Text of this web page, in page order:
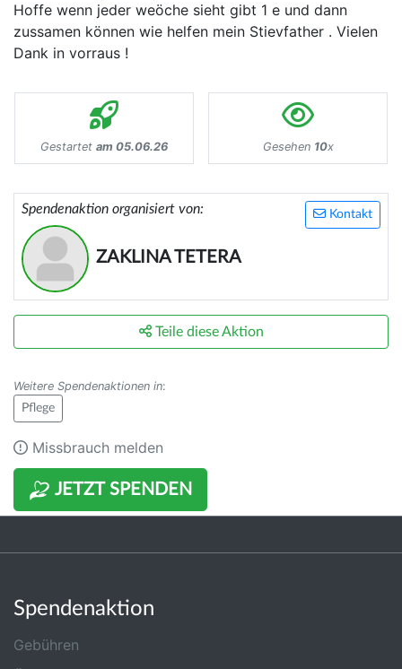
Hoffe wenn jeder weöche sieht gibt 1 e und dann
zussamen können wie helfen mein Stievfather . Vielen
Dank in vorraus !
Gestartet am 05.06.26 Gesehen 10x
Kontakt
Spendenaktion organisiert von:
ZAKLINA TETERA
JETZT SPENDEN
Teile diese Aktion
Weitere Spendenaktionen in:
Pflege
Missbrauch melden
Spendenaktion
Gebühren